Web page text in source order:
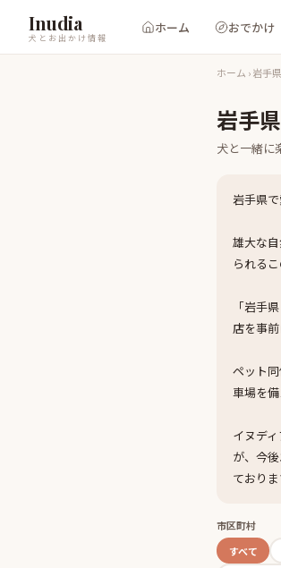
Inudia
犬とお出かけ情報
ホーム おでかけ
ホーム ›岩手県
岩手県
犬と一緒に
岩手県
雄大な
られる
「岩手
店を事
ペット
車場を
イヌデ
が、今
ておりま
市区町村
すべて